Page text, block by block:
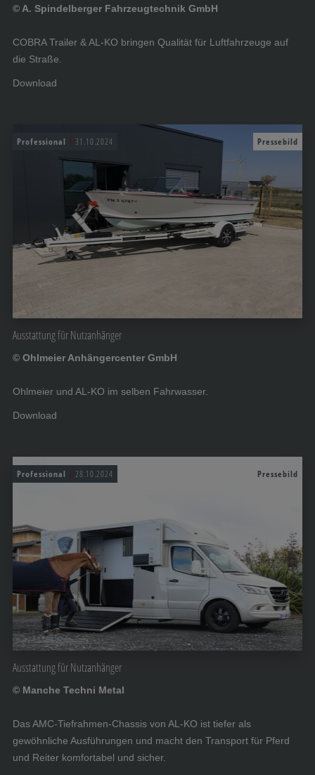
© A. Spindelberger Fahrzeugtechnik GmbH
COBRA Trailer & AL-KO bringen Qualität für Luftfahrzeuge auf
die Straße.
Download
Professional 31.10.2024 Pressebild
Ausstattung für Nutzanhänger
© Ohlmeier Anhängercenter GmbH
Ohlmeier und AL-KO im selben Fahrwasser.
Download
Professional 28.10.2024 Pressebild
Ausstattung für Nutzanhänger
© Manche Techni Metal
Das AMC-Tiefrahmen-Chassis von AL-KO ist tiefer als
gewöhnliche Ausführungen und macht den Transport für Pferd
und Reiter komfortabel und sicher.